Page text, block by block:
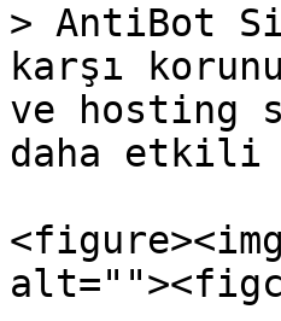
> AntiBot
karşı
ve hosting
daha etkili